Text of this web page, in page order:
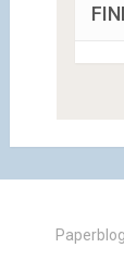
Paperblog